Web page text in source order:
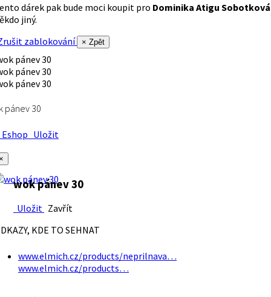
dárek pak bude moci koupit pro Dominika Atigu Sobotková
jiný.
zablokování
× Zpět
pánev 30
Uložit
wok pánev 30
Uložit Zavřít
KDE TO SEHNAT
www.elmich.cz/products/neprilnava…
www.elmich.cz/products…